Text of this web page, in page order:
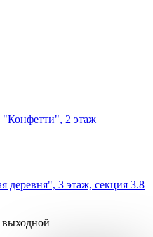
2 этаж
деревня", 3 этаж, секция 3.8
выходной